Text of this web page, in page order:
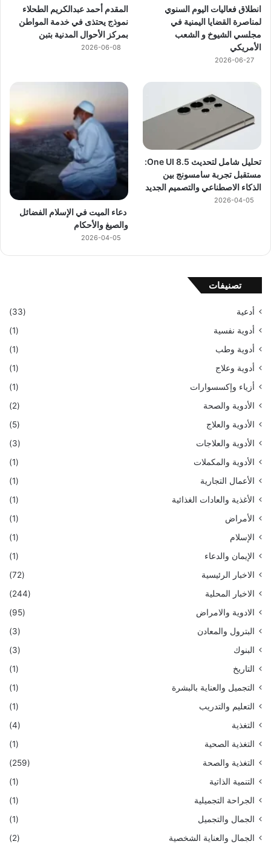
انطلاق فعاليات اليوم السنوي
لمناصرة القضايا اليمنية في
مجلسي الشيوخ و الشعب
الأمريكي
2026-06-27
المقدم أحمد عبدالكريم الطحلاء
نموذج يحتذى في خدمة المواطن
بمركز الأحوال المدنية بتبن
2026-06-08
تحليل شامل لتحديث One UI 8.5:
مستقبل تجربة سامسونج بين
الذكاء الاصطناعي والتصميم الجديد
2026-04-05
دعاء الميت في الإسلام الفضائل
والصيغ والأحكام
2026-04-05
تصنيفات
أدعية
(33)
أدوية نفسية
(1)
أدوية وطب
(1)
أدوية وعلاج
(1)
أزياء وإكسسوارات
(1)
الأدوية والصحة
(2)
الأدوية والعلاج
(5)
الأدوية والعلاجات
(3)
الأدوية والمكملات
(1)
الأعمال التجارية
(1)
الأغذية والعادات الغذائية
(1)
الأمراض
(1)
الإسلام
(1)
الإيمان والدعاء
(1)
الاخبار الرئيسية
(72)
الاخبار المحلية
(244)
الادوية والامراض
(95)
البترول والمعادن
(3)
البنوك
(3)
التاريخ
(1)
التجميل والعناية بالبشرة
(1)
التعليم والتدريب
(1)
التغذية
(4)
التغذية الصحية
(1)
التغذية والصحة
(259)
التنمية الذاتية
(1)
الجراحة التجميلية
(1)
الجمال والتجميل
(1)
الجمال والعناية الشخصية
(2)